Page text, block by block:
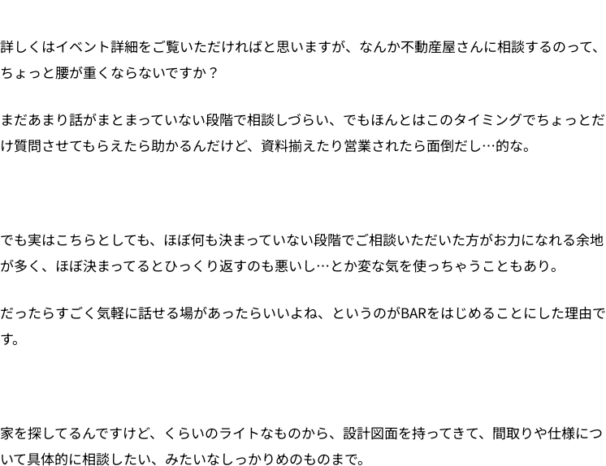
詳しくはイベント詳細をご覧いただければと思いますが、なんか不動産屋さんに相談するのって、
ちょっと腰が重くならないですか？
まだあまり話がまとまっていない段階で相談しづらい、でもほんとはこのタイミングでちょっとだ
け質問させてもらえたら助かるんだけど、資料揃えたり営業されたら面倒だし…的な。
でも実はこちらとしても、ほぼ何も決まっていない段階でご相談いただいた方がお力になれる余地
が多く、ほぼ決まってるとひっくり返すのも悪いし…とか変な気を使っちゃうこともあり。
だったらすごく気軽に話せる場があったらいいよね、というのがBARをはじめることにした理由で
す。
家を探してるんですけど、くらいのライトなものから、設計図面を持ってきて、間取りや仕様につ
いて具体的に相談したい、みたいなしっかりめのものまで。